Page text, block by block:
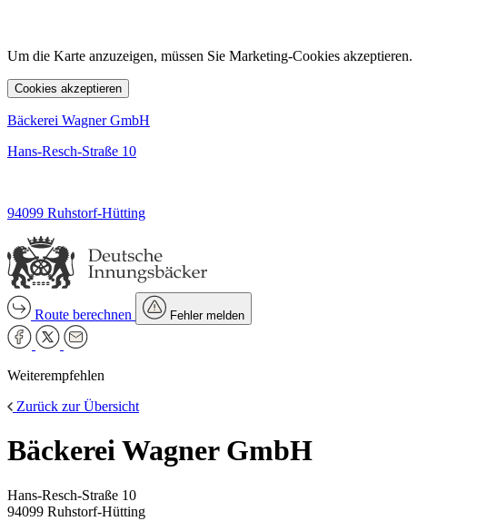
Um die Karte anzuzeigen, müssen Sie Marketing-Cookies akzeptieren.
Cookies akzeptieren
Bäckerei Wagner GmbH
Hans-Resch-Straße 10
94099 Ruhstorf-Hütting
Route berechnen Fehler melden
Weiterempfehlen
Zurück zur Übersicht
Bäckerei Wagner GmbH
Hans-Resch-Straße 10
94099 Ruhstorf-Hütting